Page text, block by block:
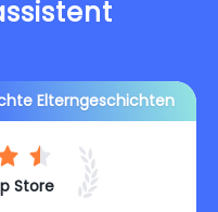
Store
Elterngeschichten